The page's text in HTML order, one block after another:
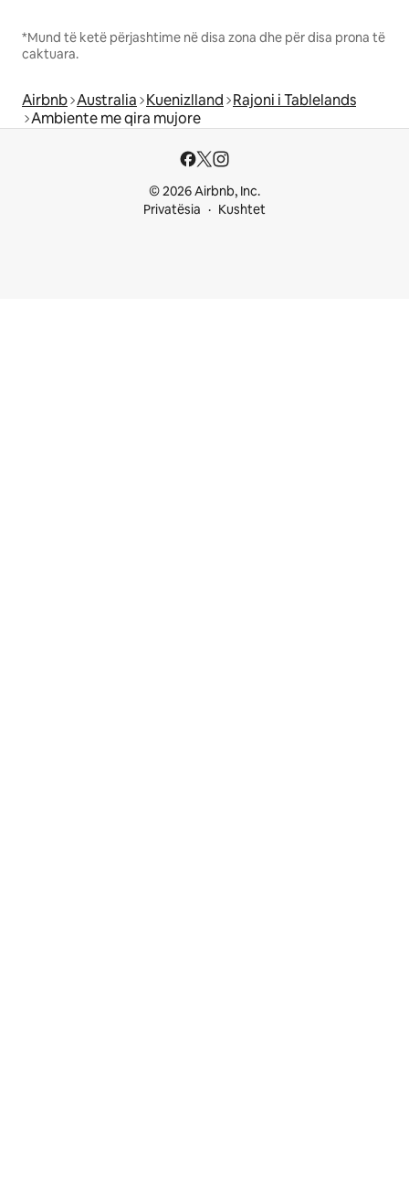
*Mund të ketë përjashtime në disa zona dhe për disa prona të
caktuara.
Airbnb Australia Kuenizlland Rajoni i Tablelands
Ambiente me qira mujore
© 2026 Airbnb, Inc.
Privatësia
Kushtet